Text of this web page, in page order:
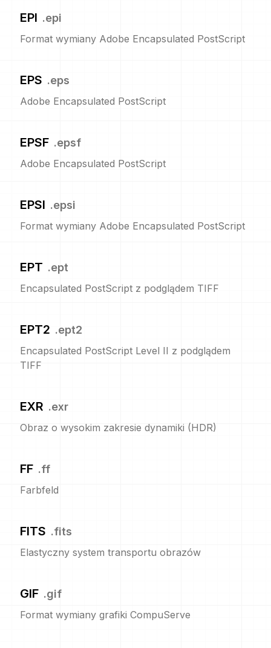
EPI .epi
Format wymiany Adobe Encapsulated PostScript
EPS .eps
Adobe Encapsulated PostScript
EPSF .epsf
Adobe Encapsulated PostScript
EPSI .epsi
Format wymiany Adobe Encapsulated PostScript
EPT .ept
Encapsulated PostScript z podglądem TIFF
EPT2 .ept2
Encapsulated PostScript Level II z podglądem
TIFF
EXR .exr
Obraz o wysokim zakresie dynamiki (HDR)
FF .ff
Farbfeld
FITS .fits
Elastyczny system transportu obrazów
GIF .gif
Format wymiany grafiki CompuServe